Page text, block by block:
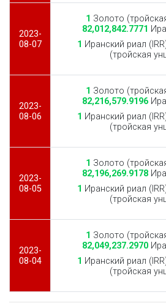
2023-
08-07
1 Золото
82,012,842.7771
1 Иранский риал
(тройская
2023-
08-06
1 Золото
82,216,579.9196
1 Иранский риал
(тройская
2023-
08-05
1 Золото
82,196,269.9178
1 Иранский риал
(тройская
2023-
08-04
1 Золото
82,049,237.2970
1 Иранский риал
(тройская